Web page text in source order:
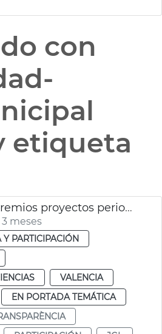
con
etiqueta
Convocatoria premios proyectos periodismo datos abiertos València
meses
Y PARTICIPACIÓN
VALENCIA
EN PORTADA TEMÁTICA